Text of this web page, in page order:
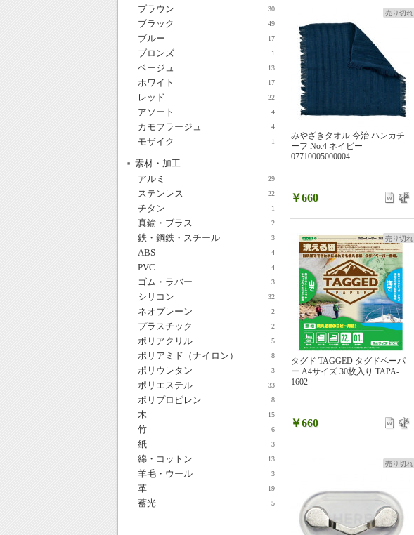
みやざきタオル 今治 ハンカチ
ーフ No.4 ネイビー
07710005000004
￥660
売り切れ
タグド TAGGED タグドペーパ
ー A4サイズ 30枚入り TAPA-
1602
￥660
売り切れ
売り切れ
ブラウン 30
ブラック 49
ブルー 17
ブロンズ 1
ベージュ 13
ホワイト 17
レッド 22
アソート 4
カモフラージュ 4
モザイク 1
素材・加工
アルミ
29
ステンレス 22
チタン 1
真鍮・ブラス 2
鉄・鋼鉄・スチール 3
ABS 4
PVC 4
ゴム・ラバー 3
シリコン 32
ネオプレーン 2
プラスチック 2
ポリアクリル 5
ポリアミド（ナイロン） 8
ポリウレタン 3
ポリエステル 33
ポリプロピレン 8
木 15
竹 6
紙 3
綿・コットン 13
羊毛・ウール 3
革 19
蓄光 5